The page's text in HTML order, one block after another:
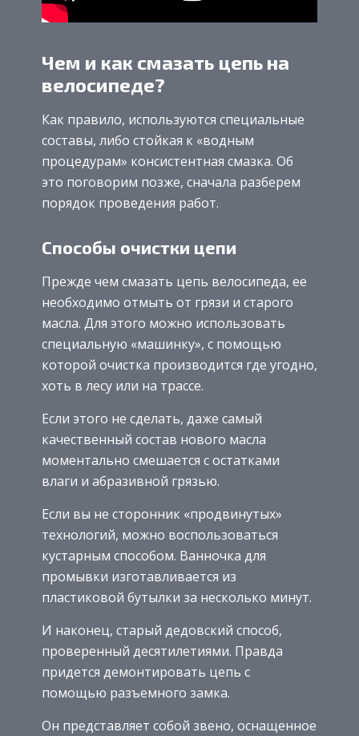
Чем и как смазать цепь на
велосипеде?
Как правило, используются специальные
составы, либо стойкая к «водным
процедурам» консистентная смазка. Об
это поговорим позже, сначала разберем
порядок проведения работ.
Способы очистки цепи
Прежде чем смазать цепь велосипеда, ее
необходимо отмыть от грязи и старого
масла. Для этого можно использовать
специальную «машинку», с помощью
которой очистка производится где угодно,
хоть в лесу или на трассе.
Если этого не сделать, даже самый
качественный состав нового масла
моментально смешается с остатками
влаги и абразивной грязью.
Если вы не сторонник «продвинутых»
технологий, можно воспользоваться
кустарным способом. Ванночка для
промывки изготавливается из
пластиковой бутылки за несколько минут.
И наконец, старый дедовский способ,
проверенный десятилетиями. Правда
придется демонтировать цепь с
помощью разъемного замка.
Он представляет собой звено, оснащенное